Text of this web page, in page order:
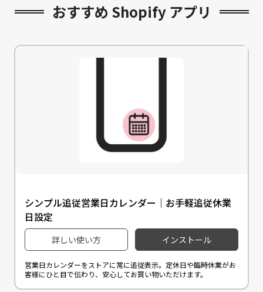
おすすめ Shopify アプリ
シンプル追従営業日カレンダー｜お手軽追従休業
日設定
詳しい使い方 インストール
営業日カレンダーをストアに常に追従表示。定休日や臨時休業がお
客様にひと目で伝わり、安心してお買い物いただけます。